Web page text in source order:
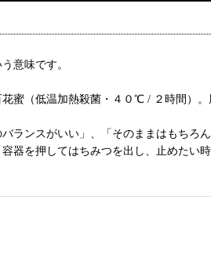
意味です。
蜜（低温加熱殺菌・４０℃ / ２時間）
ランスがいい」、「そのままはもち
器を押してはちみつを出し、止めたい